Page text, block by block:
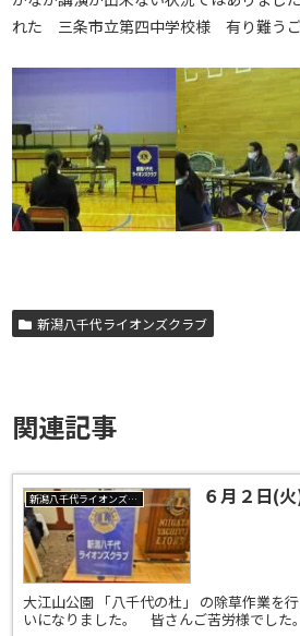
れた 三条市立第四中学校様 有り難うご
新潟八千代ライオンズクラブ
関連記事
新潟八千代ライオンズクラブ ６月２日(
大江山公園 「八千代の杜」 の除草作業を
いになりました。 皆さんご苦労様でした。